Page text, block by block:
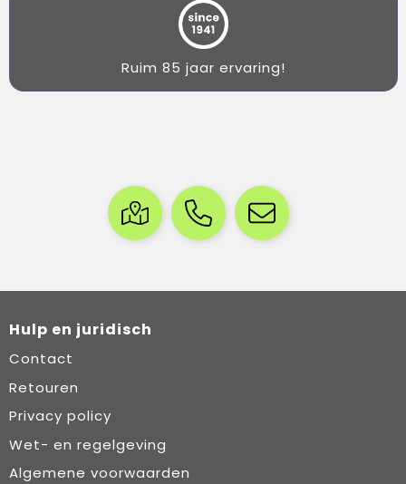
Ruim 85 jaar ervaring!
Hulp en juridisch
Contact
Retouren
Privacy policy
Wet- en regelgeving
Algemene voorwaarden